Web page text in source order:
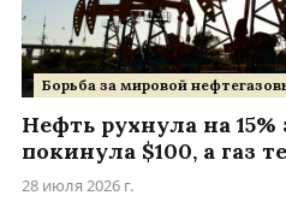
Борьба за мировой
Нефть рухнула на
покинула $100, а газ
28 июля 2026 г.